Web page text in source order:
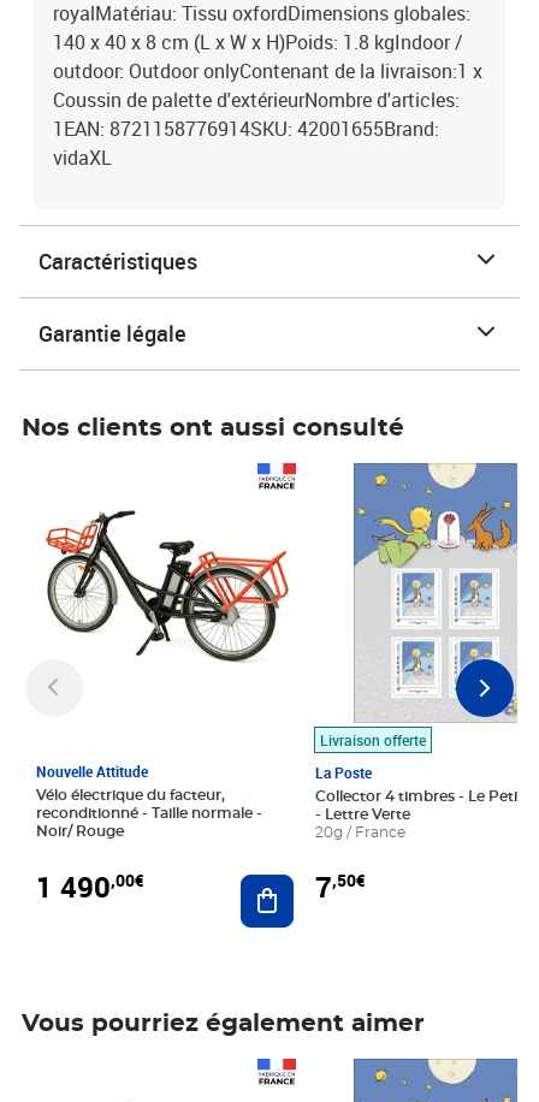
royalMatériau: Tissu oxfordDimensions globales:
140 x 40 x 8 cm (L x W x H)Poids: 1.8 kgIndoor /
outdoor: Outdoor onlyContenant de la livraison:1 x
Coussin de palette d'extérieurNombre d'articles:
1EAN: 8721158776914SKU: 42001655Brand:
vidaXL
Caractéristiques
Garantie légale
Nos clients ont aussi consulté
Nouvelle Attitude
Vélo électrique du facteur,
reconditionné - Taille normale -
Noir/ Rouge
1 490,00€ Ajouter au panier
Livraison offerte
La Poste
Collector 4 timbres - Le Petit
- Lettre Verte
20g / France
7,50€
Prix 7,50€
Vous pourriez également aimer
Prix 7,50€